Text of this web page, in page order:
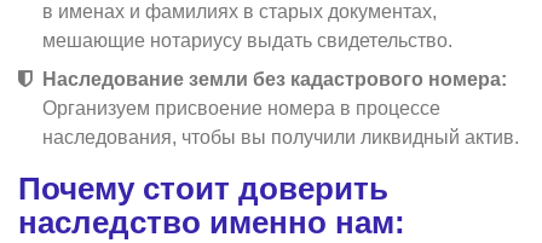
в именах и фамилиях в старых документах,
мешающие нотариусу выдать свидетельство.
Наследование земли без кадастрового номера:
Организуем присвоение номера в процессе
наследования, чтобы вы получили ликвидный актив.
Почему стоит доверить
наследство именно нам: